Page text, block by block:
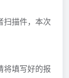
描件，本次
填写好的报